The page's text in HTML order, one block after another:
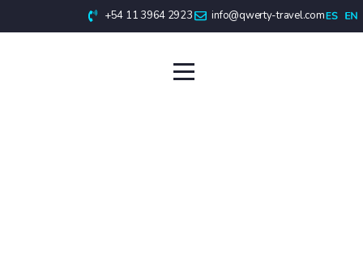
+54 11 3964 2923 info@qwerty-travel.com